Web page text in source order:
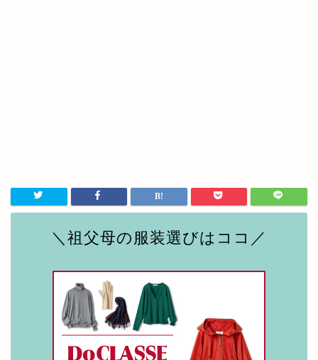
＼祖父母の服装選びはココ／